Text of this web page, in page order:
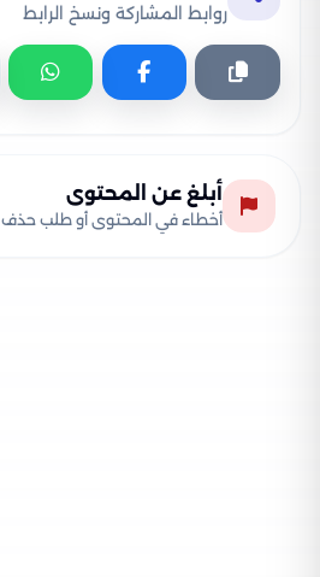
روابط المشاركة ونسخ الرابط
أبلغ عن المحتوى
أخطاء في المحتوى أو طلب حذف